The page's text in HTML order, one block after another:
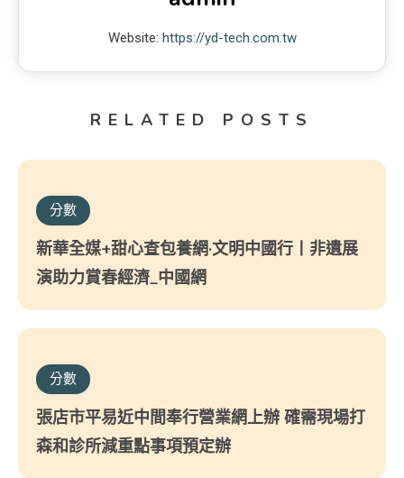
Website: https://yd-tech.com.tw
RELATED POSTS
分數
新華全媒+甜心查包養網·文明中國行丨非遺展
演助力賞春經濟_中國網
分數
張店市平易近中間奉行營業網上辦 確需現場打
森和診所減重點事項預定辦